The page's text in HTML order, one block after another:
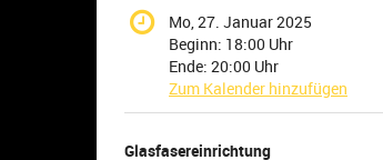
Mo, 27. Januar 2025
Beginn: 18:00 Uhr
Ende: 20:00 Uhr
Zum Kalender hinzufügen
Produkte
Glasfasereinrichtung